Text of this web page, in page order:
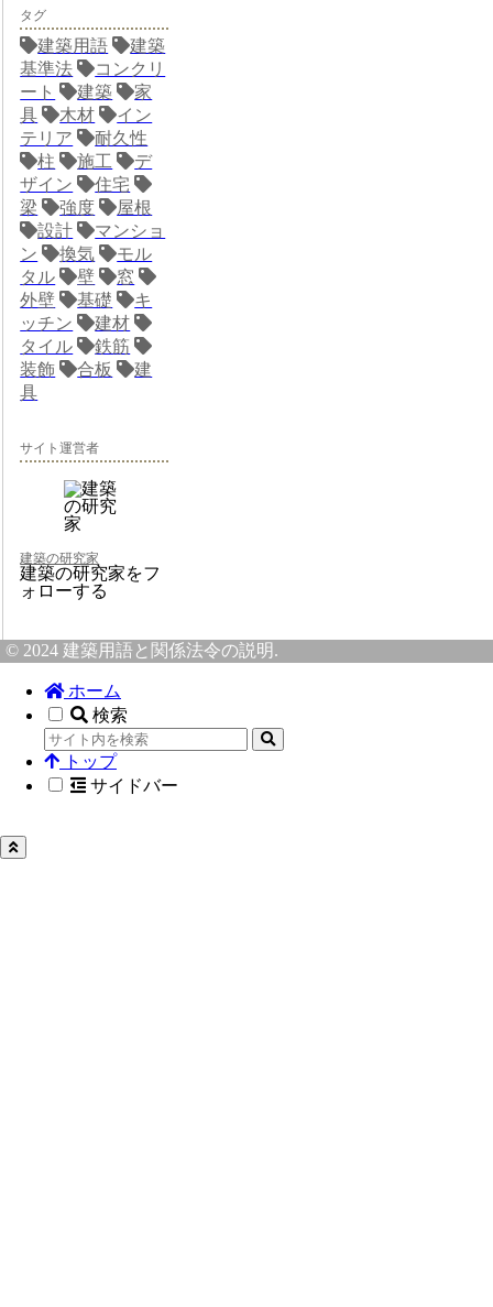
タグ
建築用語
建築
基準法
コンクリ
ート
建築
家
具
木材
イン
テリア
耐久性
柱
施工
デ
ザイン
住宅
梁
強度
屋根
設計
マンショ
ン
換気
モル
タル
壁
窓
外壁
基礎
キ
ッチン
建材
タイル
鉄筋
装飾
合板
建
具
サイト運営者
建築の研究家
建築の研究家をフ
ォローする
© 2024 建築用語と関係法令の説明.
ホーム
検索
トップ
サイドバー